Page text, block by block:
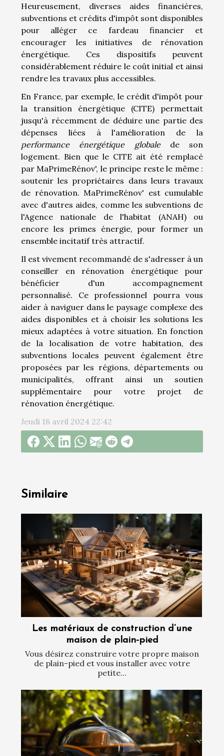
Heureusement, diverses aides financières,
subventions et crédits d'impôt sont disponibles
pour alléger ce fardeau financier et
encourager les initiatives de rénovation
énergétique. Ces dispositifs peuvent
considérablement réduire le coût initial et ainsi
rendre les travaux plus accessibles.
En France, par exemple, le crédit d'impôt pour
la transition énergétique (CITE) permettait
jusqu'à récemment de déduire une partie des
dépenses liées à l'amélioration de la
performance énergétique globalede son
logement. Bien que le CITE ait été remplacé
par MaPrimeRénov', le principe reste le même :
soutenir les propriétaires dans leurs travaux
de rénovation. MaPrimeRénov' est cumulable
avec d'autres aides, comme les subventions de
l'Agence nationale de l'habitat (ANAH) ou
encore les primes énergie, pour former un
ensemble incitatif très attractif.
Il est vivement recommandé de s'adresser à un
conseiller en rénovation énergétique pour
bénéficier d'un accompagnement
personnalisé. Ce professionnel pourra vous
aider à naviguer dans le paysage complexe des
aides disponibles et à choisir les solutions les
mieux adaptées à votre situation. En fonction
de la localisation de votre habitation, des
subventions locales peuvent également être
proposées par les régions, départements ou
municipalités, offrant ainsi un soutien
supplémentaire pour votre projet de
rénovation énergétique.
Jeudi 18 avril 2024 22:42
Similaire
Les matériaux de construction d’une
maison de plain-pied
Vous désirez construire votre propre maison
de plain-pied et vous installer avec votre
petite...